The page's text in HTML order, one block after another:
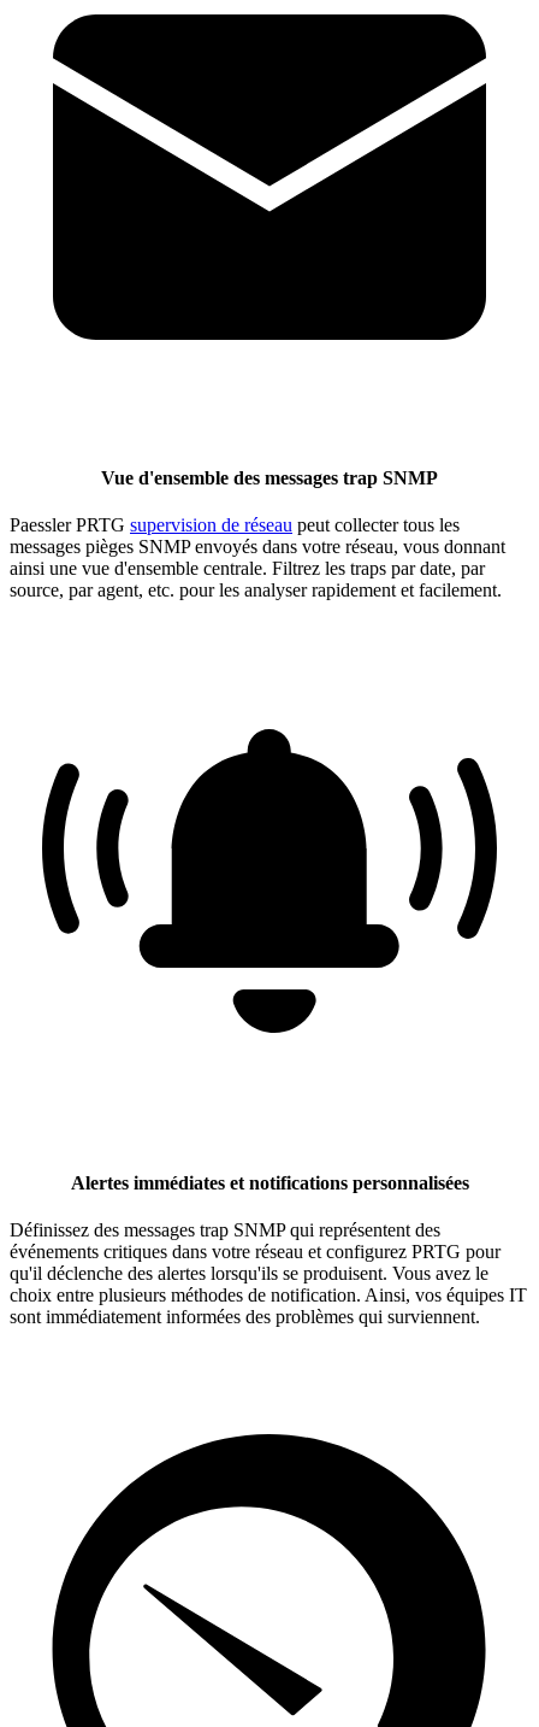
Vue d'ensemble des messages trap SNMP
Paessler PRTG supervision de réseau peut collecter tous les
messages pièges SNMP envoyés dans votre réseau, vous donnant
ainsi une vue d'ensemble centrale. Filtrez les traps par date, par
source, par agent, etc. pour les analyser rapidement et facilement.
Alertes immédiates et notifications personnalisées
Définissez des messages trap SNMP qui représentent des
événements critiques dans votre réseau et configurez PRTG pour
qu'il déclenche des alertes lorsqu'ils se produisent. Vous avez le
choix entre plusieurs méthodes de notification. Ainsi, vos équipes IT
sont immédiatement informées des problèmes qui surviennent.